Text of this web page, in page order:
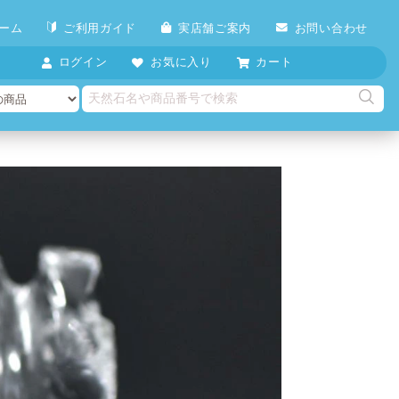
ム ご利用ガイド 実店舗ご案内 お問い合わせ
ログイン お気に入り カート